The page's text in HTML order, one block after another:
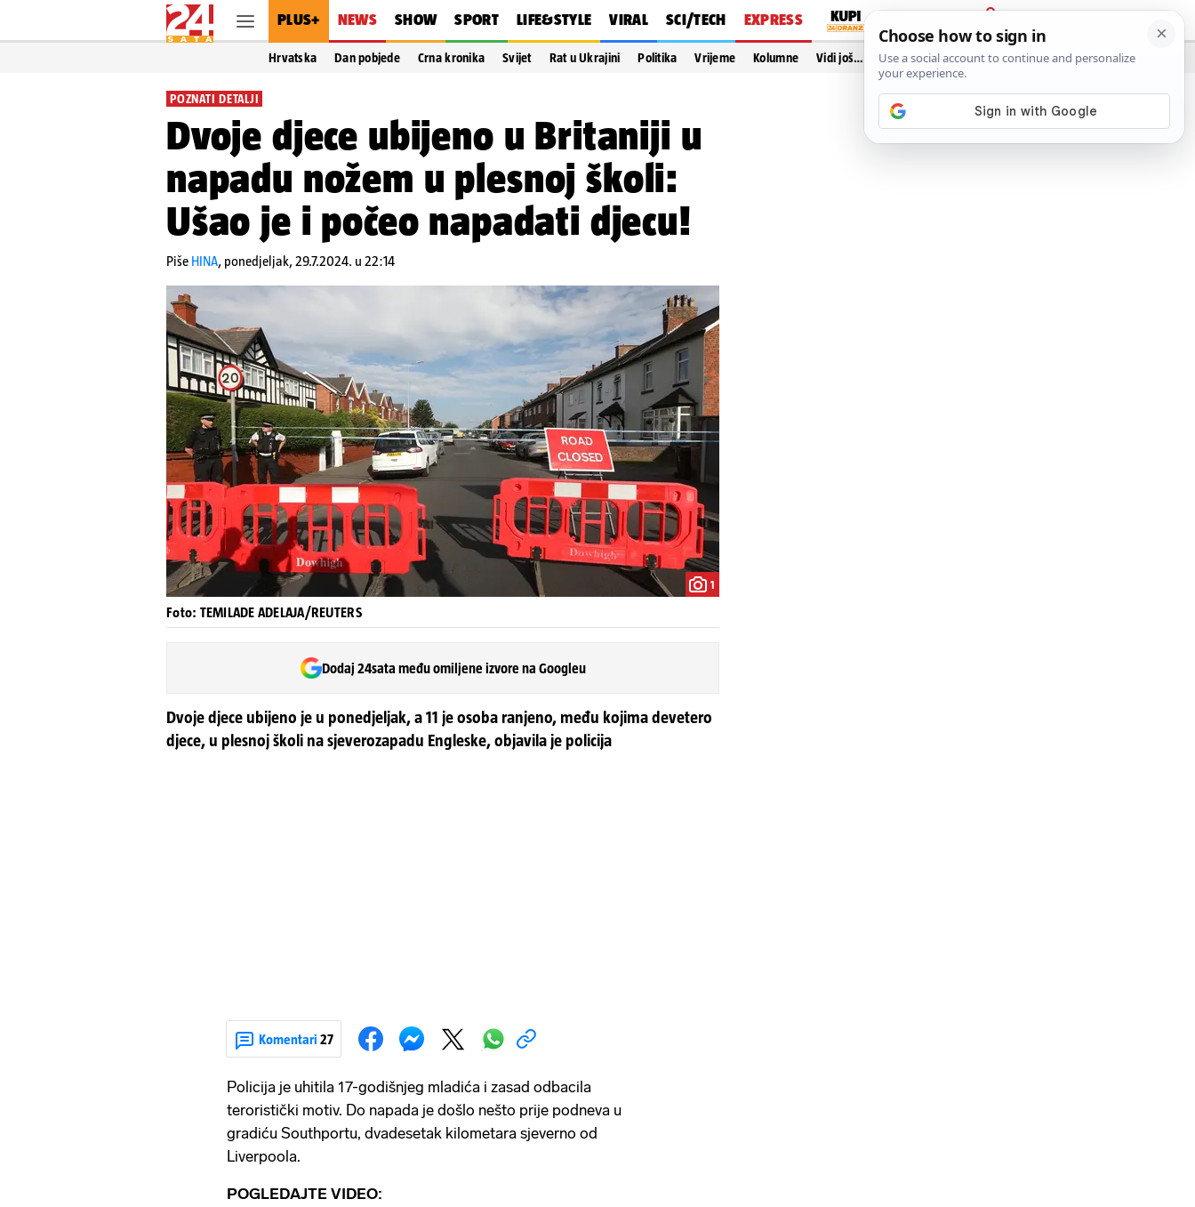
PLUS+ NEWS SHOW SPORT LIFE&STYLE VIRAL SCI/TECH EXPRESS
PRIJAVA
Hrvatska Dan pobjede Crna kronika Svijet Rat u Ukrajini Politika Vrijeme Kolumne Vidi još…
POZNATI DETALJI
Dvoje djece ubijeno u Britaniji u
napadu nožem u plesnoj školi:
Ušao je i počeo napadati djecu!
Piše HINA, ponedjeljak, 29.7.2024. u 22:14
1
Foto: TEMILADE ADELAJA/REUTERS
Dodaj 24sata među omiljene izvore na Googleu
Dvoje djece ubijeno je u ponedjeljak, a 11 je osoba ranjeno, među kojima devetero
djece, u plesnoj školi na sjeverozapadu Engleske, objavila je policija
Komentari 27
Policija je uhitila 17-godišnjeg mladića i zasad odbacila
teroristički motiv. Do napada je došlo nešto prije podneva u
gradiću Southportu, dvadesetak kilometara sjeverno od
Liverpoola.
POGLEDAJTE VIDEO: